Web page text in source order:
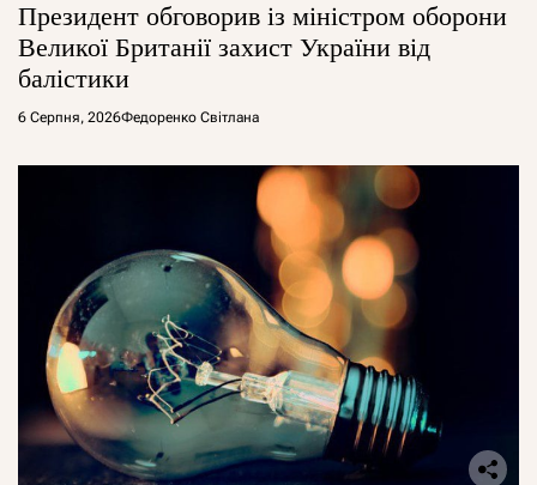
Президент обговорив із міністром оборони
Великої Британії захист України від
балістики
6 Серпня, 2026Федоренко Світлана